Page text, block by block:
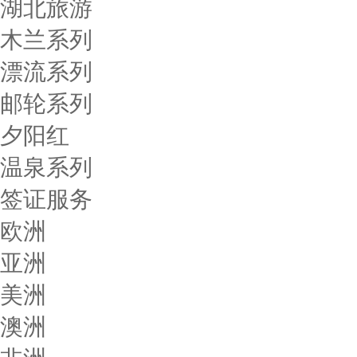
湖北旅游
木兰系列
漂流系列
邮轮系列
夕阳红
温泉系列
签证服务
欧洲
亚洲
美洲
澳洲